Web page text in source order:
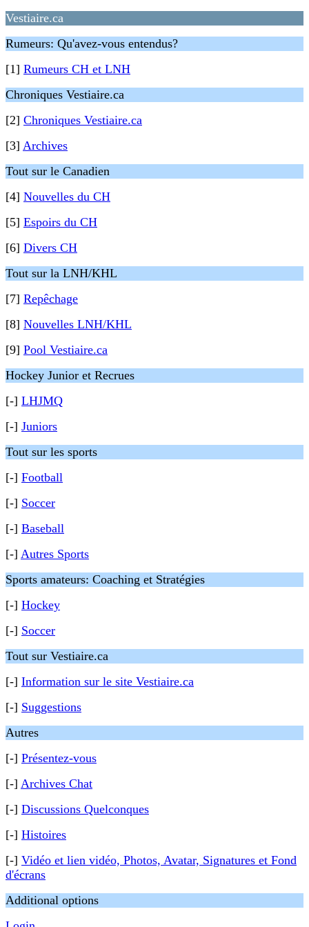
Vestiaire.ca
Rumeurs: Qu'avez-vous entendus?
[1] Rumeurs CH et LNH
Chroniques Vestiaire.ca
[2] Chroniques Vestiaire.ca
[3] Archives
Tout sur le Canadien
[4] Nouvelles du CH
[5] Espoirs du CH
[6] Divers CH
Tout sur la LNH/KHL
[7] Repêchage
[8] Nouvelles LNH/KHL
[9] Pool Vestiaire.ca
Hockey Junior et Recrues
[-] LHJMQ
[-] Juniors
Tout sur les sports
[-] Football
[-] Soccer
[-] Baseball
[-] Autres Sports
Sports amateurs: Coaching et Stratégies
[-] Hockey
[-] Soccer
Tout sur Vestiaire.ca
[-] Information sur le site Vestiaire.ca
[-] Suggestions
Autres
[-] Présentez-vous
[-] Archives Chat
[-] Discussions Quelconques
[-] Histoires
[-] Vidéo et lien vidéo, Photos, Avatar, Signatures et Fond
d'écrans
Additional options